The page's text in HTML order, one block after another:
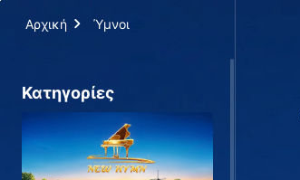
Αρχική Ύμνοι
Κατηγορίες